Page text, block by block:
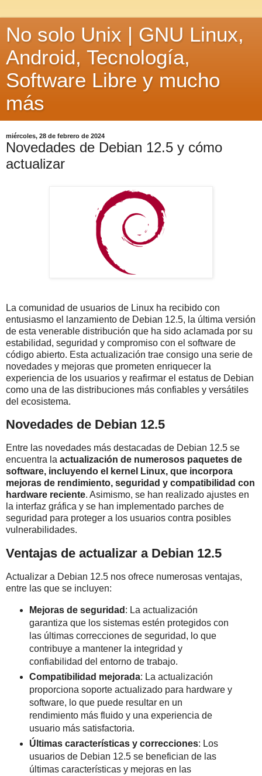
No solo Unix | GNU Linux,
Android, Tecnología,
Software Libre y mucho
más
miércoles, 28 de febrero de 2024
Novedades de Debian 12.5 y cómo
actualizar
La comunidad de usuarios de Linux ha recibido con
entusiasmo el lanzamiento de Debian 12.5, la última versión
de esta venerable distribución que ha sido aclamada por su
estabilidad, seguridad y compromiso con el software de
código abierto. Esta actualización trae consigo una serie de
novedades y mejoras que prometen enriquecer la
experiencia de los usuarios y reafirmar el estatus de Debian
como una de las distribuciones más confiables y versátiles
del ecosistema.
Novedades de Debian 12.5
Entre las novedades más destacadas de Debian 12.5 se
encuentra la actualización de numerosos paquetes de
software, incluyendo el kernel Linux, que incorpora
mejoras de rendimiento, seguridad y compatibilidad con
hardware reciente. Asimismo, se han realizado ajustes en
la interfaz gráfica y se han implementado parches de
seguridad para proteger a los usuarios contra posibles
vulnerabilidades.
Ventajas de actualizar a Debian 12.5
Actualizar a Debian 12.5 nos ofrece numerosas ventajas,
entre las que se incluyen:
Mejoras de seguridad : La actualización
garantiza que los sistemas estén protegidos con
las últimas correcciones de seguridad, lo que
contribuye a mantener la integridad y
confiabilidad del entorno de trabajo.
Compatibilidad mejorada: La actualización
proporciona soporte actualizado para hardware y
software, lo que puede resultar en un
rendimiento más fluido y una experiencia de
usuario más satisfactoria.
Últimas características y correcciones: Los
usuarios de Debian 12.5 se benefician de las
últimas características y mejoras en las